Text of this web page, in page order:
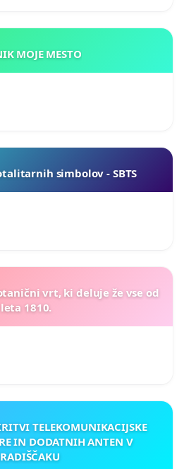
KAMNIK MOJE MESTO
simbolov - SBTS
vrt, ki deluje že vse od
leta 1810.
TELEKOMUNIKACIJSKE
IN DODATNIH ANTEN V